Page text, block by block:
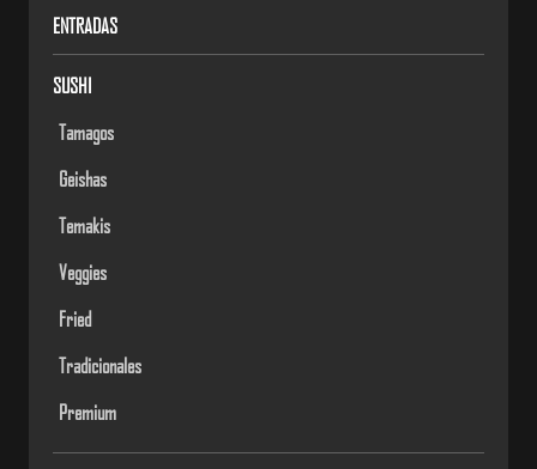
ENTRADAS
SUSHI
Tamagos
Geishas
Temakis
Veggies
Fried
Tradicionales
Premium